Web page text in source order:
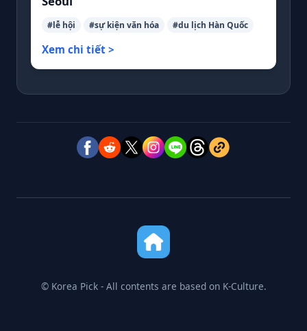
#lễ hội #sự kiện văn hóa #du lịch Hàn Quốc
Xem chi tiết >
© Korea Pick - All contents are based on K-Culture.